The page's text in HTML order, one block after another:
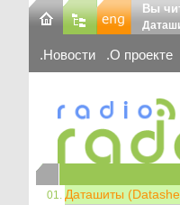
Вы
Новости О проекте
Даташиты